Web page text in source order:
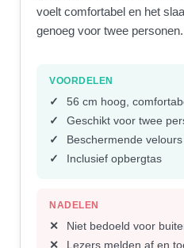
voelt comfortabel en het
genoeg voor twee personen.
VOORDELEN
56 cm hoog,
Geschikt voor twee
Beschermende
Inclusief opbergtas
NADELEN
Niet bedoeld voor
Lezers melden af en